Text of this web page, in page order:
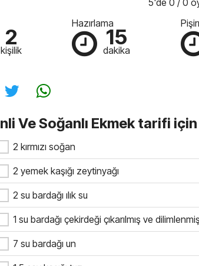
5'de 0 / 0
2
kişilik
Hazırlama
15
dakika
Ve Soğanlı Ekmek tarifi
2 kırmızı soğan
2 yemek kaşığı zeytinyağı
2 su bardağı ılık su
1 su bardağı çekirdeği çıkarılmış ve
7 su bardağı un